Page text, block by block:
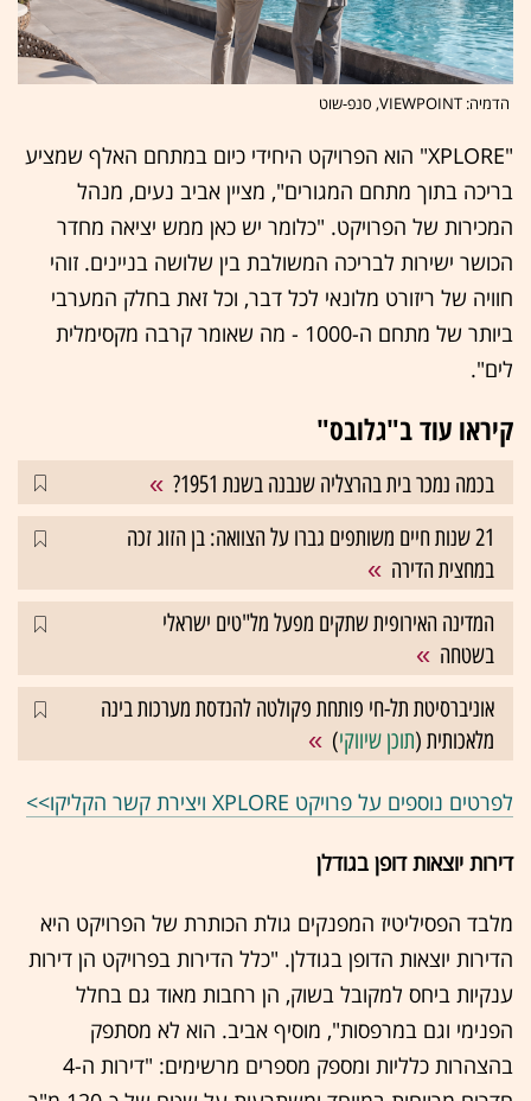
הדמיה: VIEWPOINT, סנפ-שוט
"XPLORE" הוא הפרויקט היחידי כיום במתחם האלף שמציע
בריכה בתוך מתחם המגורים", מציין אביב נעים, מנהל
המכירות של הפרויקט. "כלומר יש כאן ממש יציאה מחדר
הכושר ישירות לבריכה המשולבת בין שלושה בניינים. זוהי
חוויה של ריזורט מלונאי לכל דבר, וכל זאת בחלק המערבי
ביותר של מתחם ה-1000 - מה שאומר קרבה מקסימלית
לים".
קיראו עוד ב"גלובס"
בכמה נמכר בית בהרצליה שנבנה בשנת 1951?
21 שנות חיים משותפים גברו על הצוואה: בן הזוג זכה
במחצית הדירה
המדינה האירופית שתקים מפעל מל"טים ישראלי
בשטחה
אוניברסיטת תל-חי פותחת פקולטה להנדסת מערכות בינה
מלאכותית (תוכן שיווקי)
לפרטים נוספים על פרויקט XPLORE ויצירת קשר הקליקו>>
דירות יוצאות דופן בגודלן
מלבד הפסיליטיז המפנקים גולת הכותרת של הפרויקט היא
הדירות יוצאות הדופן בגודלן. "כלל הדירות בפרויקט הן דירות
ענקיות ביחס למקובל בשוק, הן רחבות מאוד גם בחלל
הפנימי וגם במרפסות", מוסיף אביב. הוא לא מסתפק
בהצהרות כלליות ומספק מספרים מרשימים: "דירות ה-4